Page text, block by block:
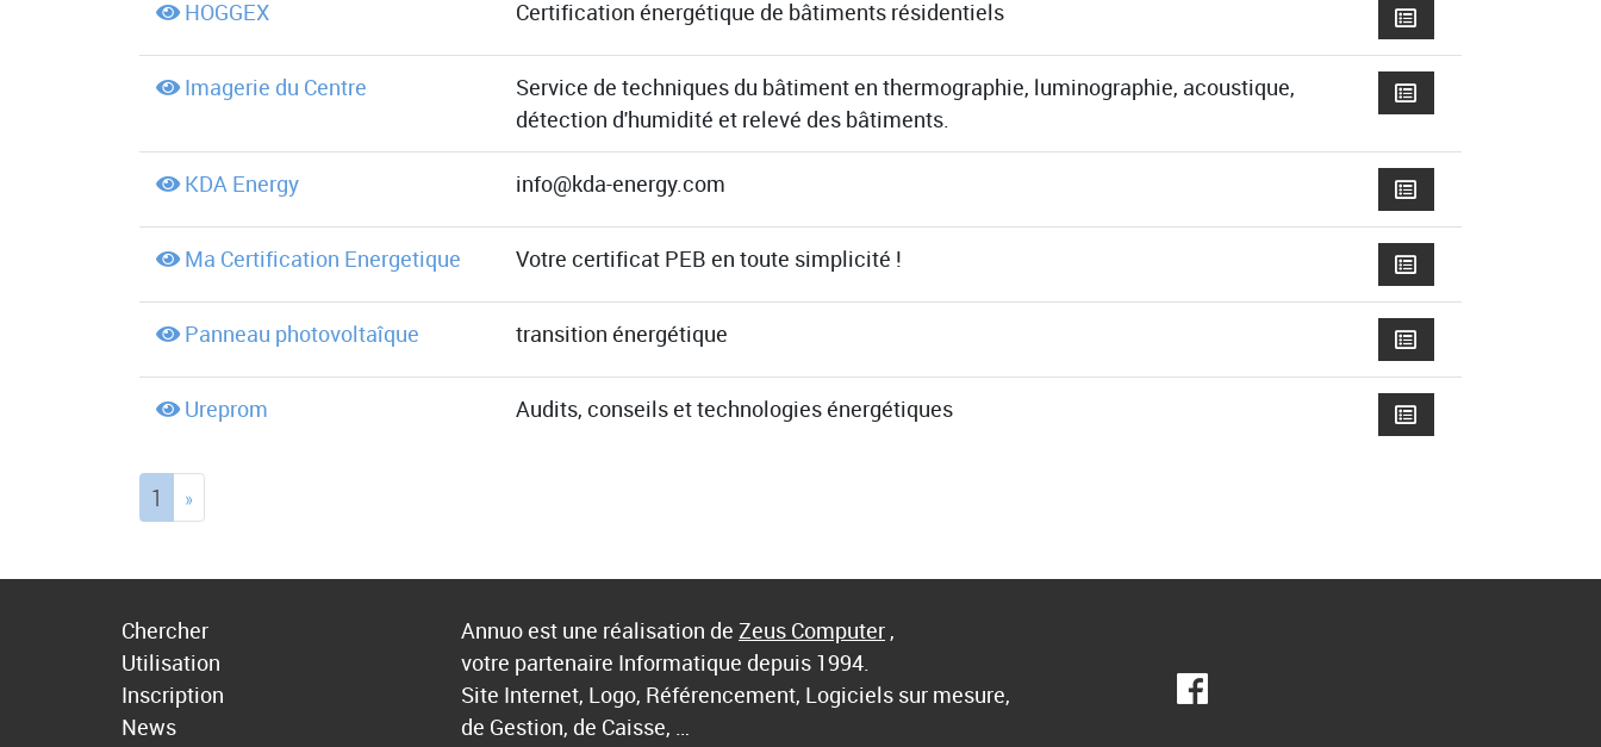
HOGGEX Certification énergétique de bâtiments résidentiels
Imagerie du Centre
Service de techniques du bâtiment en thermographie, luminographie, acoustique,
détection d'humidité et relevé des bâtiments.
KDA Energy info@kda-energy.com
Ma Certification Energetique Votre certificat PEB en toute simplicité !
Panneau photovoltaîque transition énergétique
Ureprom Audits, conseils et technologies énergétiques
1 (current)
»
Chercher
Utilisation
Inscription
News
Annuo est une réalisation de Zeus Computer ,
votre partenaire Informatique depuis 1994.
Site Internet, Logo, Référencement, Logiciels sur mesure,
de Gestion, de Caisse, …